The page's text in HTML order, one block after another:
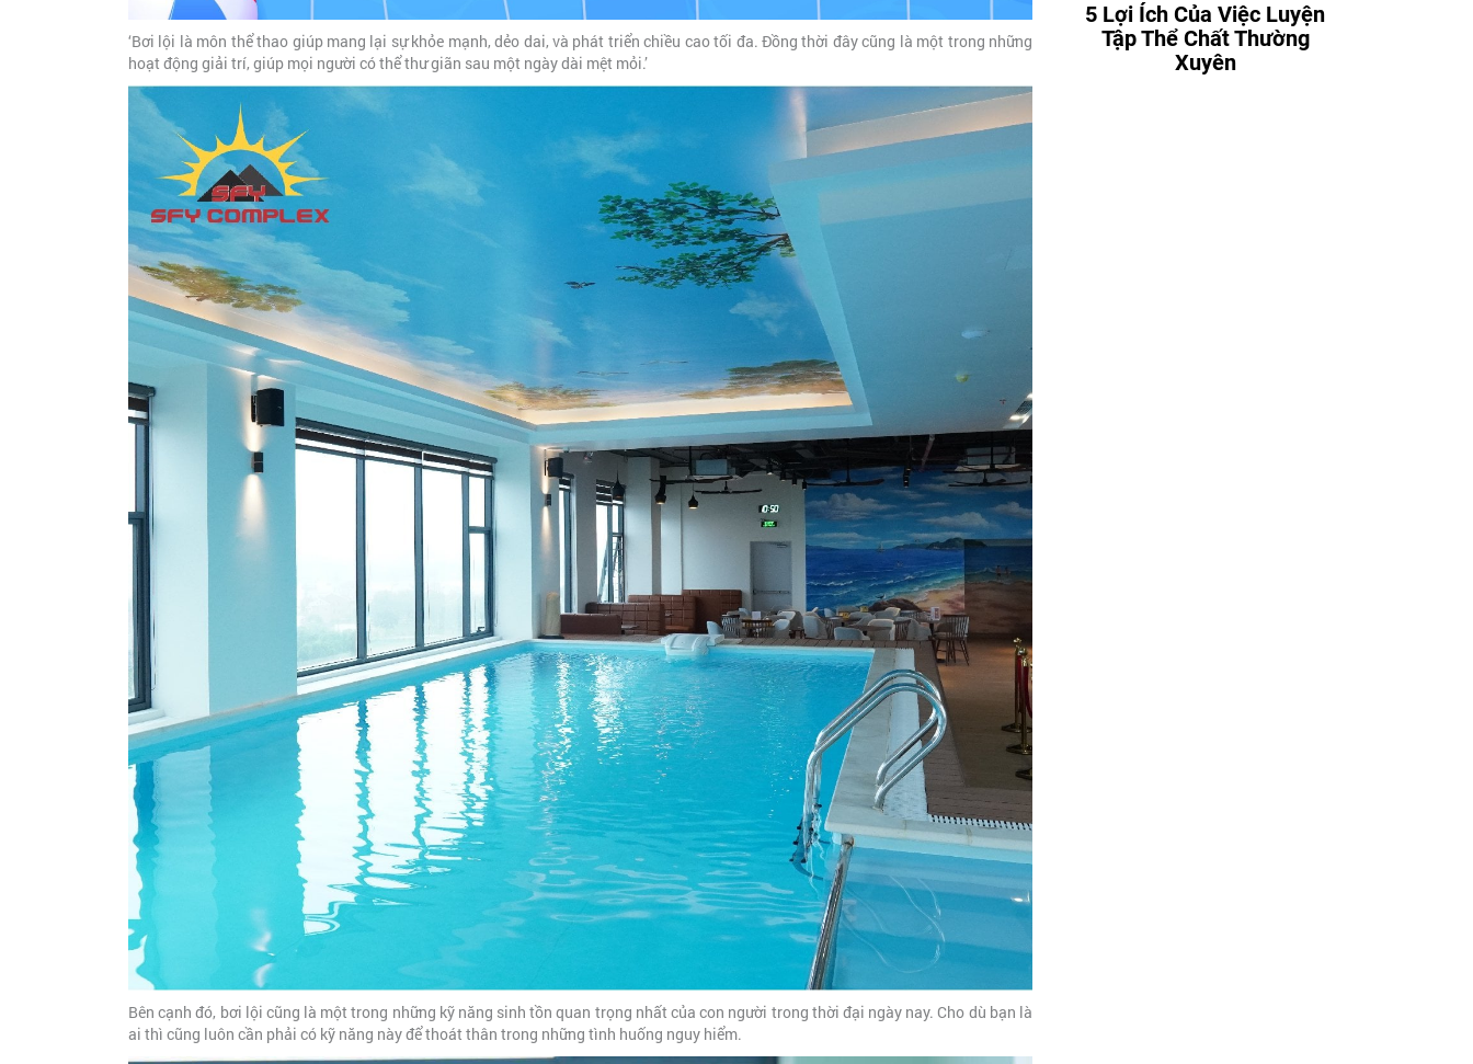
‘Bơi lội là môn thể thao giúp mang lại sự khỏe mạnh, dẻo dai, và phát triển chiều cao tối đa. Đồng thời đây cũng là một trong những
hoạt động giải trí, giúp mọi người có thể thư giãn sau một ngày dài mệt mỏi.’
Bên cạnh đó, bơi lội cũng là một trong những kỹ năng sinh tồn quan trọng nhất của con người trong thời đại ngày nay. Cho dù bạn là
ai thì cũng luôn cần phải có kỹ năng này để thoát thân trong những tình huống nguy hiểm.
5 Lợi Ích Của Việc Luyện
Tập Thể Chất Thường
Xuyên